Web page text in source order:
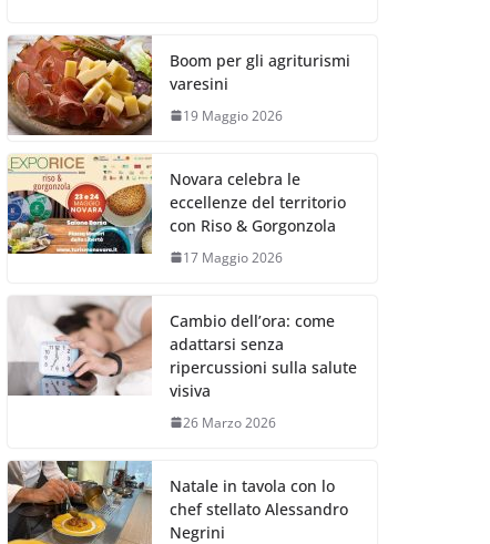
Boom per gli agriturismi
varesini
19 Maggio 2026
Novara celebra le
eccellenze del territorio
con Riso & Gorgonzola
17 Maggio 2026
Cambio dell’ora: come
adattarsi senza
ripercussioni sulla salute
visiva
26 Marzo 2026
Natale in tavola con lo
chef stellato Alessandro
Negrini